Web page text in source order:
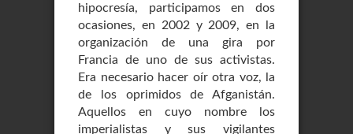
hipocresía, participamos en dos
ocasiones, en 2002 y 2009, en la
organización de una gira por
Francia de uno de sus activistas.
Era necesario hacer oír otra voz, la
de los oprimidos de Afganistán.
Aquellos en cuyo nombre los
imperialistas y sus vigilantes